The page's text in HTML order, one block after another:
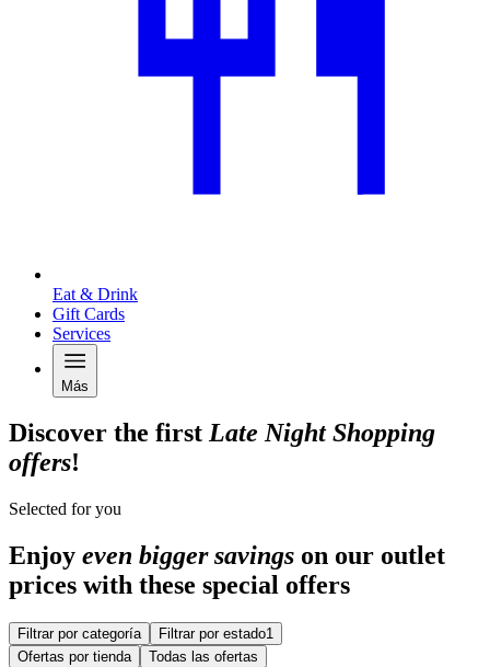
Eat & Drink
Gift Cards
Services
Más
Discover the first Late Night Shopping
offers!
Selected for you
Enjoy even bigger savings on our outlet
prices with these special offers
Filtrar por categoría Filtrar por estado1
Ofertas por tienda
Todas las ofertas